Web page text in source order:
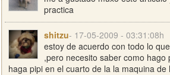
practica
shitzu- 17-05-2009 - 03:31:08h
estoy de acuerdo con todo lo
,pero necesito saber como hago
haga pipi en el cuarto de la la maquina de